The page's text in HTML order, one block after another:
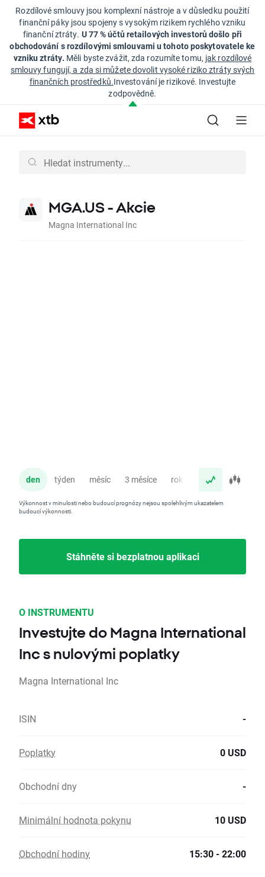
Rozdílové smlouvy jsou komplexní nástroje a v důsledku použití
finanční páky jsou spojeny s vysokým rizikem rychlého vzniku
finanční ztráty. U 77 % účtů retailových investorů došlo při
obchodování s rozdílovými smlouvami u tohoto poskytovatele ke
vzniku ztráty. Měli byste zvážit, zda rozumíte tomu, jak rozdílové
smlouvy fungují, a zda si můžete dovolit vysoké riziko ztráty svých
finančních prostředků.Investování je rizikové. Investujte
zodpovědně.
MGA.US - Akcie
Magna International Inc
den týden měsíc 3 měsíce rok
Výkonnost v minulosti nebo budoucí prognózy nejsou spolehlivým ukazatelem
budoucí výkonnosti.
Stáhněte si bezplatnou aplikaci
O INSTRUMENTU
Investujte do Magna International
Inc s nulovými poplatky
Magna International Inc
ISIN -
Poplatky 0 USD
Obchodní dny -
Minimální hodnota pokynu 10 USD
Obchodní hodiny 15:30 - 22:00